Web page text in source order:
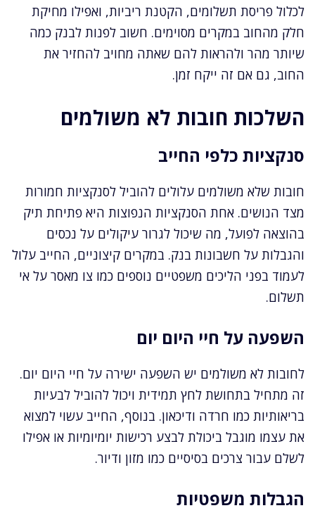
לכלול פריסת תשלומים, הקטנת ריביות, ואפילו מחיקת
חלק מהחוב במקרים מסוימים. חשוב לפנות לבנק כמה
שיותר מהר ולהראות להם שאתה מחויב להחזיר את
החוב, גם אם זה ייקח זמן.
השלכות חובות לא משולמים
סנקציות כלפי החייב
חובות שלא משולמים עלולים להוביל לסנקציות חמורות
מצד הנושים. אחת הסנקציות הנפוצות היא פתיחת תיק
בהוצאה לפועל, מה שיכול לגרור עיקולים על נכסים
והגבלות על חשבונות בנק. במקרים קיצוניים, החייב עלול
לעמוד בפני הליכים משפטיים נוספים כמו צו מאסר על אי
תשלום.
השפעה על חיי היום יום
לחובות לא משולמים יש השפעה ישירה על חיי היום יום.
זה מתחיל בתחושת לחץ תמידית ויכול להוביל לבעיות
בריאותיות כמו חרדה ודיכאון. בנוסף, החייב עשוי למצוא
את עצמו מוגבל ביכולת לבצע רכישות יומיומיות או אפילו
לשלם עבור צרכים בסיסיים כמו מזון ודיור.
הגבלות משפטיות